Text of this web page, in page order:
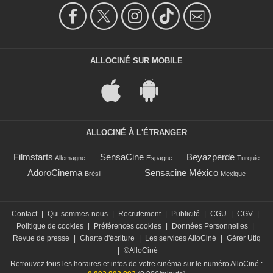
ALLOCINÉ SUR MOBILE
ALLOCINÉ À L'ÉTRANGER
Filmstarts Allemagne SensaCine Espagne Beyazperde Turquie
AdoroCinema Brésil Sensacine México Mexique
Contact Qui sommes-nous Recrutement Publicité CGU CGV
Politique de cookies
Préférences cookies Données Personnelles
Revue de presse
Charte d'écriture Les services AlloCiné
Gérer Utiq
©AlloCiné
Retrouvez tous les horaires et infos de votre cinéma sur le numéro AlloCiné :